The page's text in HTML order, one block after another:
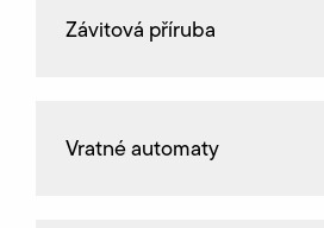
Závitová příruba
Vratné automaty